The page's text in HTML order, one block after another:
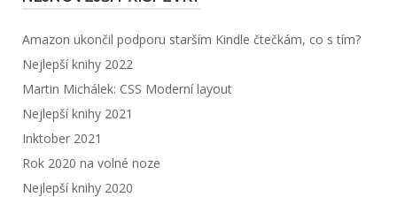
Amazon ukončil podporu starším Kindle čtečkám, co s tím?
Nejlepší knihy 2022
Martin Michálek: CSS Moderní layout
Nejlepší knihy 2021
Inktober 2021
Rok 2020 na volné noze
Nejlepší knihy 2020